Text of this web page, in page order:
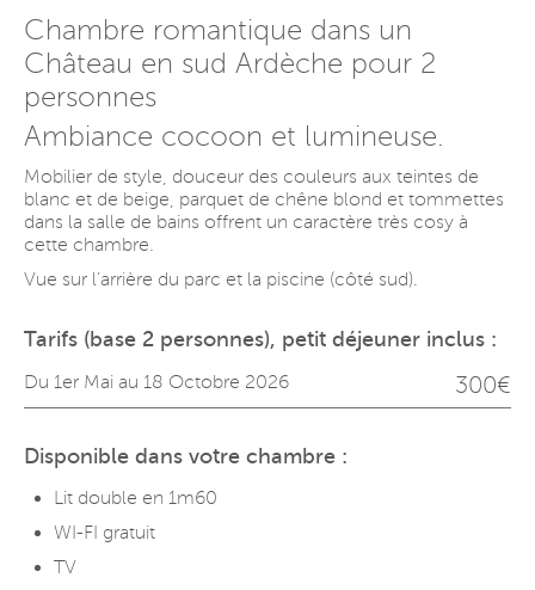
Chambre romantique dans un
Château en sud Ardèche pour 2
personnes
Ambiance cocoon et lumineuse.
Mobilier de style, douceur des couleurs aux teintes de
blanc et de beige, parquet de chêne blond et tommettes
dans la salle de bains offrent un caractère très cosy à
cette chambre.
Vue sur l’arrière du parc et la piscine (côté sud).
Tarifs (base 2 personnes), petit déjeuner inclus :
Du 1er Mai au 18 Octobre 2026 300€
Disponible dans votre chambre :
Lit double en 1m60
WI-FI gratuit
TV